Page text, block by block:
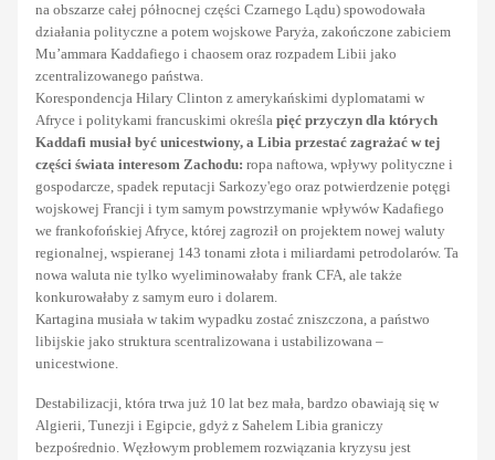
na obszarze całej północnej części Czarnego Lądu) spowodowała
działania polityczne a potem wojskowe Paryża, zakończone zabiciem
Mu’ammara Kaddafiego i chaosem oraz rozpadem Libii jako
zcentralizowanego państwa.
Korespondencja Hilary Clinton z amerykańskimi dyplomatami w
Afryce i politykami francuskimi określa pięć przyczyn dla których
Kaddafi musiał być unicestwiony, a Libia przestać zagrażać w tej
części świata interesom Zachodu: ropa naftowa, wpływy polityczne i
gospodarcze, spadek reputacji Sarkozy'ego oraz potwierdzenie potęgi
wojskowej Francji i tym samym powstrzymanie wpływów Kadafiego
we frankofońskiej Afryce, której zagroził on projektem nowej waluty
regionalnej, wspieranej 143 tonami złota i miliardami petrodolarów. Ta
nowa waluta nie tylko wyeliminowałaby frank CFA, ale także
konkurowałaby z samym euro i dolarem.
Kartagina musiała w takim wypadku zostać zniszczona, a państwo
libijskie jako struktura scentralizowana i ustabilizowana –
unicestwione.
Destabilizacji, która trwa już 10 lat bez mała, bardzo obawiają się w
Algierii, Tunezji i Egipcie, gdyż z Sahelem Libia graniczy
bezpośrednio. Węzłowym problemem rozwiązania kryzysu jest